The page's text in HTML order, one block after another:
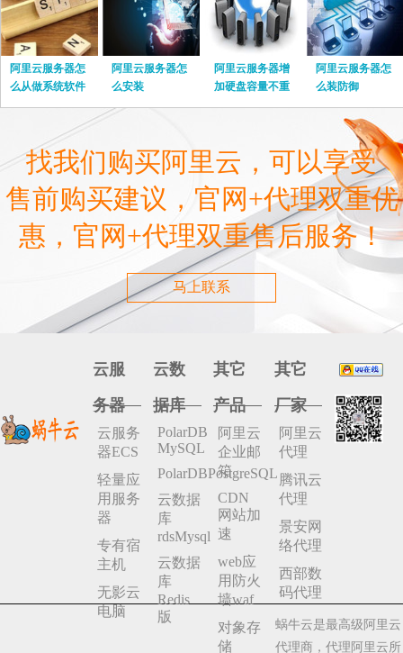
阿里云服务器怎
么从做系统软件
阿里云服务器怎
么安装
阿里云服务器增
加硬盘容量不重
启
阿里云服务器怎
么装防御
找我们购买阿里云，可以享受
售前购买建议，官网+代理双重优
惠，官网+代理双重售后服务！
马上联系
云服
务器
云服务
器ECS
轻量应
用服务
器
专有宿
主机
无影云
电脑
云数
据库
PolarDB
MySQL
PolarDBPostgreSQL
云数据
库
rdsMysql
云数据
库
Redis
版
其它
产品
阿里云
企业邮
箱
CDN
网站加
速
web应
用防火
墙waf
对象存
储
其它
厂家
阿里云
代理
腾讯云
代理
景安网
络代理
西部数
码代理
蜗牛云是最高级阿里云
代理商，代理阿里云所